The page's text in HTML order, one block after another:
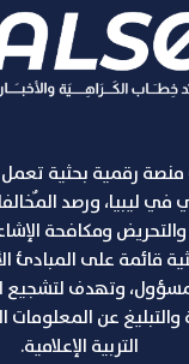
رقمية بحثية
ليبيا، ورصد
ومكافحة
قائمة على المبادئ
وتهدف
والتبليغ عن
التربية الإعلامية.